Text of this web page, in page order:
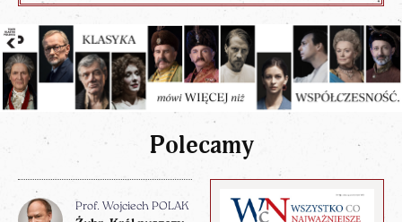
Polecamy
Prof. Wojciech POLAK